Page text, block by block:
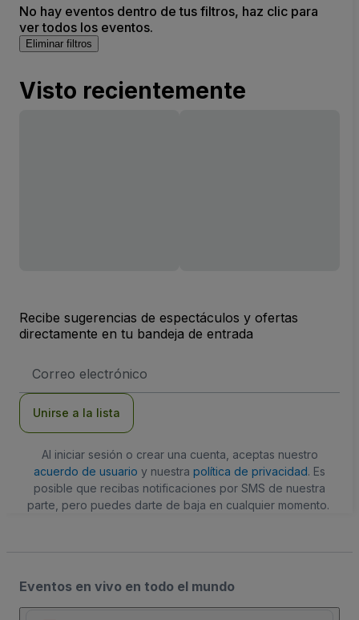
No hay eventos dentro de tus filtros, haz clic para
ver todos los eventos.
Eliminar filtros
Visto recientemente
Recibe sugerencias de espectáculos y ofertas
directamente en tu bandeja de entrada
de
Unirse a la lista
Al iniciar sesión o crear una cuenta, aceptas nuestro
acuerdo de usuario y nuestra política de privacidad. Es
posible que recibas notificaciones por SMS de nuestra
parte, pero puedes darte de baja en cualquier momento.
Eventos en vivo en todo el mundo